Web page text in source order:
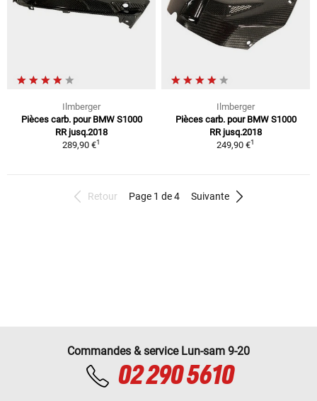
Ilmberger
Pièces carb. pour BMW S1000
RR jusq.2018
289,90 €1
Ilmberger
Pièces carb. pour BMW S1000
RR jusq.2018
249,90 €1
Retour Page 1 de 4 Suivante
Commandes & service Lun-sam 9-20
02 290 5610